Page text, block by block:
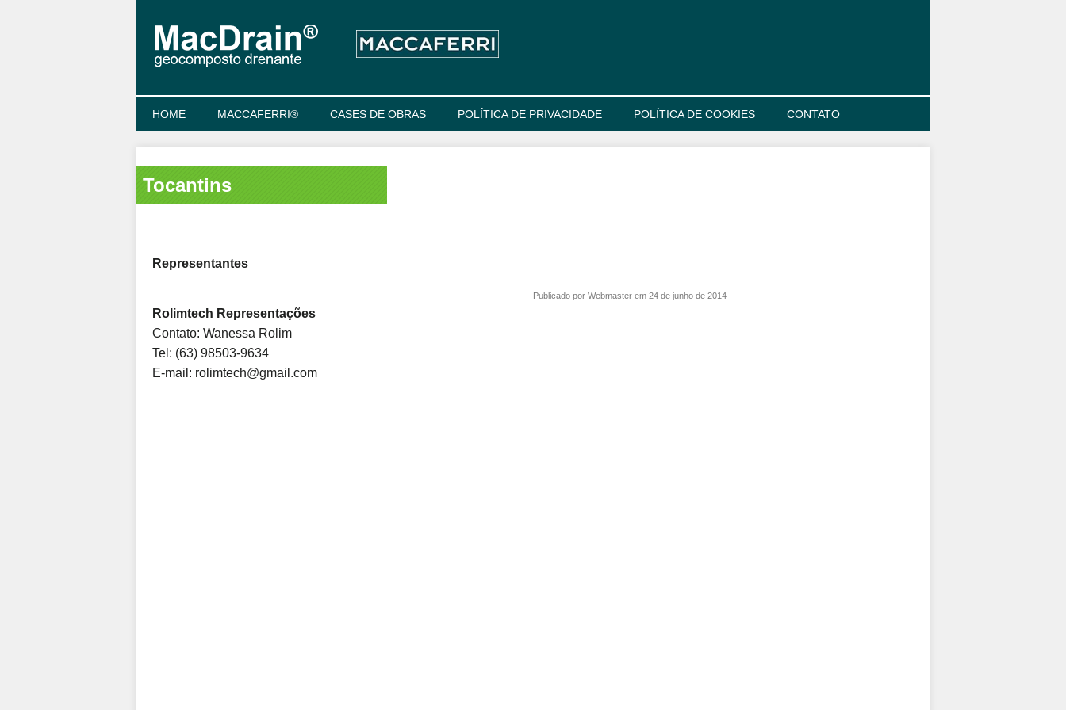
HOME MACCAFERRI® CASES DE OBRAS POLÍTICA DE PRIVACIDADE POLÍTICA DE COOKIES CONTATO
Tocantins
Representantes
Rolimtech Representações
Contato: Wanessa Rolim
Tel: (63) 98503-9634
E-mail: rolimtech@gmail.com
Publicado por Webmaster em 24 de junho de 2014